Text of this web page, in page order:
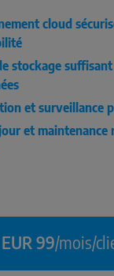
cloud
stockage
et surveillance
et maintenance
EUR 99/mois/